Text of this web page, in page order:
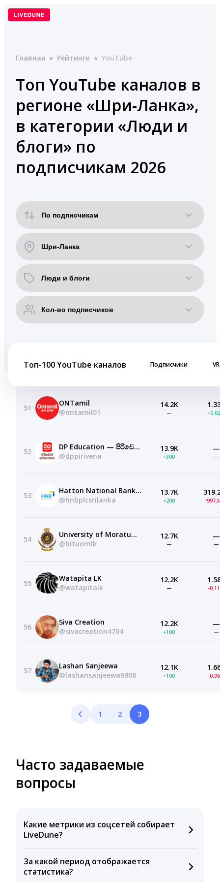
Перейти
Главная ● Рейтинги ● YouTube
Топ YouTube каналов в
регионе «Шри-Ланка»,
в категории «Люди и
блоги» по
подписчикам 2026
Топ-100 YouTube каналов Подписчики VR
51
ONTamil
@ontamil01
14.2K
—
52
DP Education — පිරිවෙන් අධ්‍යාපනය
@dppirivena
13.9K
+300
—
—
53
Hatton National Bank PLC
@hnbplcsrilanka
13.7K
+200 -
54
University of Moratuwa – BIT Online
@bituomlk
12.7K
—
—
—
55
Watapita LK
@watapitalk
12.2K
— -
56
Siva Creation
@sivacreation4704
12.2K
+100
—
—
57
Lashan Sanjeewa
@lashansanjeewa6908
12.1K
+100 -
1 2 3
Часто задаваемые
вопросы
Какие метрики из соцсетей собирает
LiveDune?
комментариев, кликов, репостов, охватов и
динамике числа подписчиков. Рекомендуем время
За какой период отображается
статистика?